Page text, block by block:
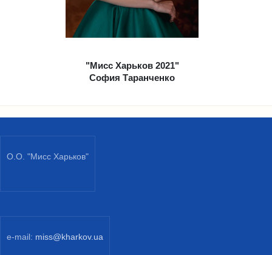
"Мисс Харьков 2021"
София Таранченко
О.О. "Мисс Харьков"
e-mail: miss@kharkov.ua